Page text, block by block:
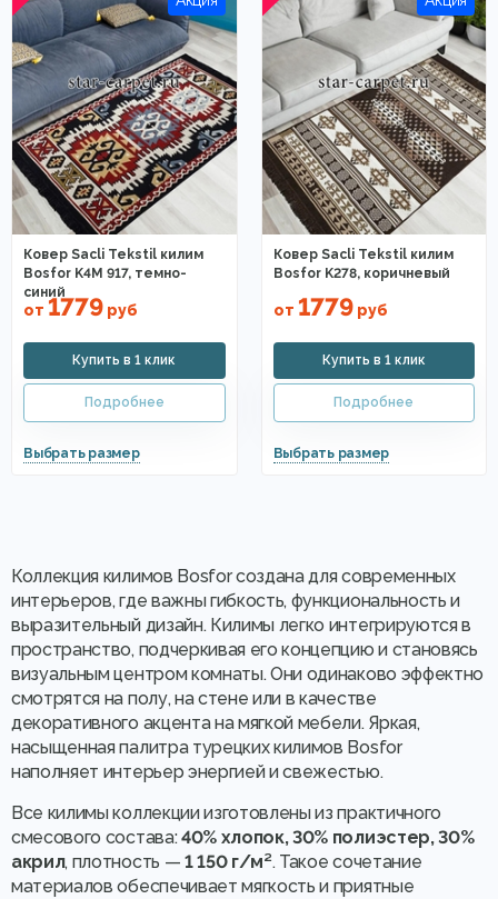
Ковер Sacli Tekstil килим
Bosfor K4M 917, темно-
синий
от 1779 руб
Ковер Sacli Tekstil килим
Bosfor K278, коричневый
от 1779руб
Коллекция килимов Bosfor создана для современных
интерьеров, где важны гибкость, функциональность и
выразительный дизайн. Килимы легко интегрируются в
пространство, подчеркивая его концепцию и становясь
визуальным центром комнаты. Они одинаково эффектно
смотрятся на полу, на стене или в качестве
декоративного акцента на мягкой мебели. Яркая,
насыщенная палитра турецких килимов Bosfor
наполняет интерьер энергией и свежестью.
Все килимы коллекции изготовлены из практичного
смесового состава:40% хлопок, 30% полиэстер, 30%
акрил, плотность — 1 150 г/м². Такое сочетание
материалов обеспечивает мягкость и приятные